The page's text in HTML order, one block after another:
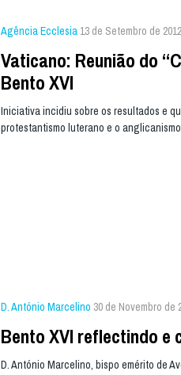
Agência Ecclesia 13 de Setembro de
Vaticano: Reunião do
Bento XVI
Iniciativa incidiu sobre os resultados e
protestantismo luterano e o
D. António Marcelino 30 de Novembro de
Bento XVI reflectindo e
D. António Marcelino, bispo emérito de